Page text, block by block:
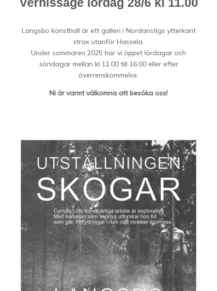
Langsbo konsthall är ett galleri i Nordanstigs ytterkant
strax utanför Hassela.
Under sommaren 2025 har vi öppet lördagar och
söndagar mellan kl 11.00 till 16.00 eller efter
överrenskommelse.
Ni är varmt välkomna att besöka oss!